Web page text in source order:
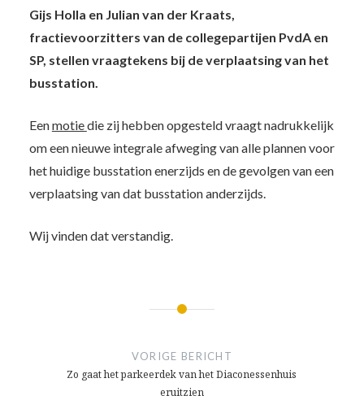
Gijs Holla en Julian van der Kraats,
fractievoorzitters van de collegepartijen PvdA en
SP, stellen vraagtekens bij de verplaatsing van het
busstation.
Eenmotiedie zij hebben opgesteld vraagt nadrukkelijk
om een nieuwe integrale afweging van alle plannen voor
het huidige busstation enerzijds en de gevolgen van een
verplaatsing van dat busstation anderzijds.
Wij vinden dat verstandig.
VORIGE BERICHT
Zo gaat het parkeerdek van het Diaconessenhuis
eruitzien